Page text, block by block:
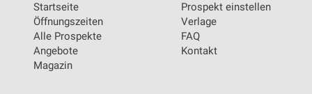
Startseite
Öffnungszeiten
Alle Prospekte
Angebote
Magazin
Prospekt einstellen
Verlage
FAQ
Kontakt